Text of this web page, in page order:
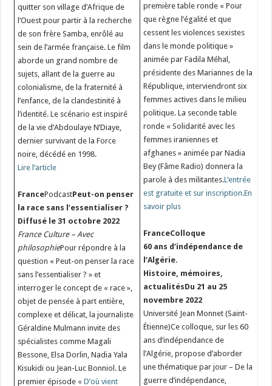
quitter son village d’Afrique de
l’Ouest pour partir à la recherche
de son frère Samba, enrôlé au
sein de l’armée française. Le film
aborde un grand nombre de
sujets, allant de la guerre au
colonialisme, de la fraternité à
l’enfance, de la clandestinité à
l’identité. Le scénario est inspiré
de la vie d’Abdoulaye N’Diaye,
dernier survivant de la Force
noire, décédé en 1998.
Lire l’article
FrancePodcastPeut-on penser
la race sans l’essentialiser ?
Diffusé le 31 octobre 2022
France Culture – Avec
philosophiePour répondre à la
question « Peut-on penser la race
sans l’essentialiser ? » et
interroger le concept de « race »,
objet de pensée à part entière,
complexe et délicat, la journaliste
Géraldine Mulmann invite des
spécialistes comme Magali
Bessone, Elsa Dorlin, Nadia Yala
Kisukidi ou Jean-Luc Bonniol. Le
premier épisode «D’où vient
première table ronde « Pour
que règne l’égalité et que
cessent les violences sexistes
dans le monde politique »
animée par Fadila Méhal,
présidente des Mariannes de la
République, interviendront six
femmes actives dans le milieu
politique. La seconde table
ronde « Solidarité avec les
femmes iraniennes et
afghanes » animée par Nadia
Bey (Fâme Radio) donnera la
parole à des militantes.L’entrée
est gratuite et sur inscription.En
savoir plus
FranceColloque
60 ans d’indépendance de
l’Algérie.
Histoire, mémoires,
actualitésDu 21 au 25
novembre 2022
Université Jean Monnet (Saint-
Étienne)Ce colloque, sur les 60
ans d’indépendance de
l’Algérie, propose d’aborder
une thématique par jour – De la
guerre d’indépendance,